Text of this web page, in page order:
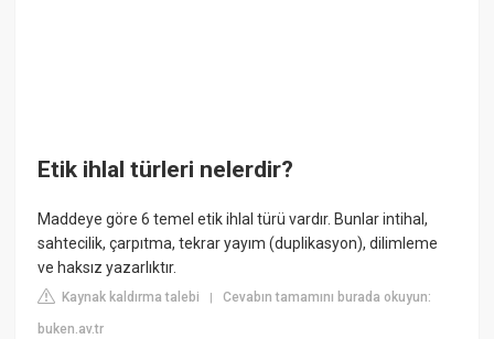
Etik ihlal türleri nelerdir?
Maddeye göre 6 temel etik ihlal türü vardır. Bunlar intihal,
sahtecilik, çarpıtma, tekrar yayım (duplikasyon), dilimleme
ve haksız yazarlıktır.
Kaynak kaldırma talebi |Cevabın tamamını burada okuyun:
buken.av.tr